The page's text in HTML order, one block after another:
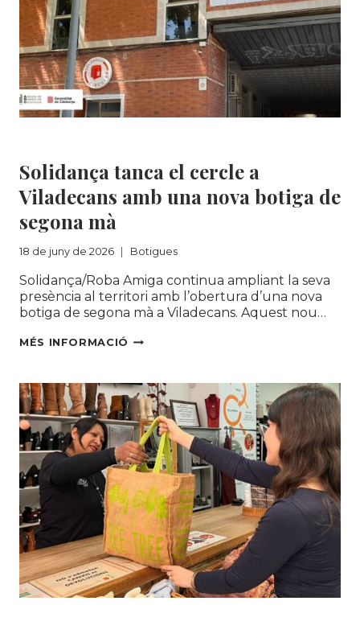
Solidança tanca el cercle a
Viladecans amb una nova botiga de
segona mà
18 de juny de 2026 Botigues
Solidança/Roba Amiga continua ampliant la seva
presència al territori amb l’obertura d’una nova
botiga de segona mà a Viladecans. Aquest nou…
MÉS INFORMACIÓ SOLIDANÇA
CERCLE
A
VILADECANS
AMB
UNA
NOVA
BOTIGA
DE
SEGONA
MÀ